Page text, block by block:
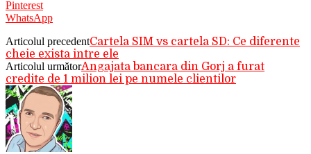
Pinterest
WhatsApp
Articolul precedentCartela SIM vs cartela SD: Ce diferente
cheie exista intre ele
Articolul următorAngajata bancara din Gorj a furat
credite de 1 milion lei pe numele clientilor